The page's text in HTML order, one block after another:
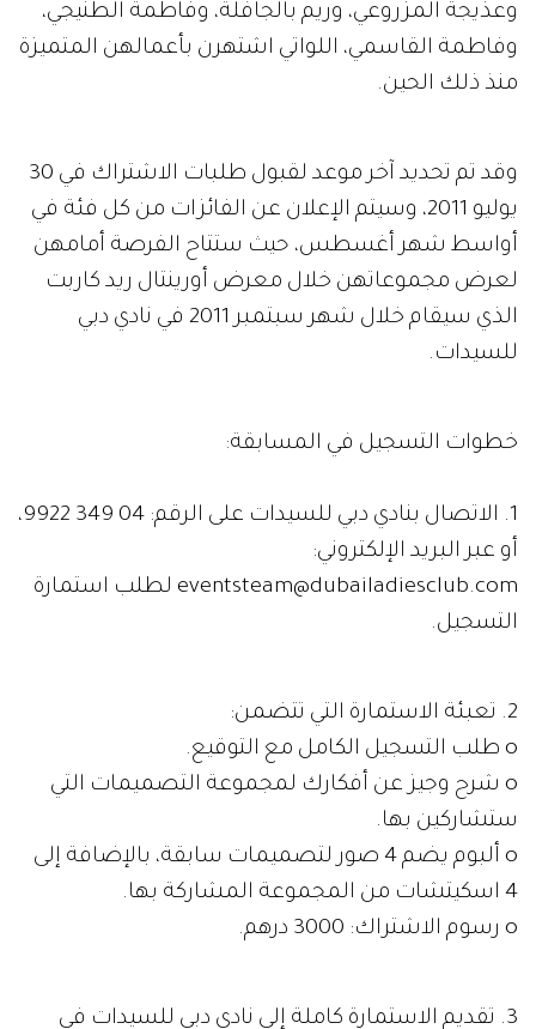
وعذيجة المزروعي، وريم بالجافلة، وفاطمة الطنيجي،
وفاطمة القاسمي، اللواتي اشتهرن بأعمالهن المتميزة
منذ ذلك الحين.
وقد تم تحديد آخر موعد لقبول طلبات الاشتراك في 30
يوليو 2011، وسيتم الإعلان عن الفائزات من كل فئة في
أواسط شهر أغسطس، حيث ستتاح الفرصة أمامهن
لعرض مجموعاتهن خلال معرض أورينتال ريد كاربت
الذي سيقام خلال شهر سبتمبر 2011 في نادي دبي
للسيدات.
خطوات التسجيل في المسابقة:
1. الاتصال بنادي دبي للسيدات على الرقم: 04 349 9922،
أو عبر البريد الإلكتروني:
eventsteam@dubailadiesclub.com لطلب استمارة
التسجيل.
2. تعبئة الاستمارة التي تتضمن:
o طلب التسجيل الكامل مع التوقيع.
o شرح وجيز عن أفكارك لمجموعة التصميمات التي
ستشاركين بها.
o ألبوم يضم 4 صور لتصميمات سابقة، بالإضافة إلى
4 اسكيتشات من المجموعة المشاركة بها.
o رسوم الاشتراك: 3000 درهم.
3. تقديم الاستمارة كاملة إلى نادي دبي للسيدات في